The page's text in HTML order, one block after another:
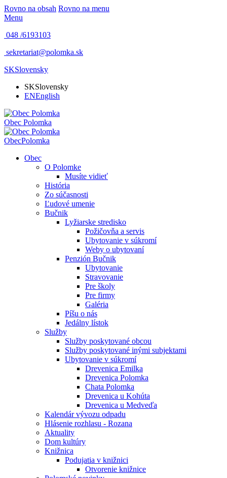
Rovno na obsah Rovno na menu
Menu
048 /6193103
sekretariat@polomka.sk
SKSlovensky
SKSlovensky
ENEnglish
Obec Polomka
ObecPolomka
Obec
O Polomke
Musíte vidieť
História
Zo súčasnosti
Ľudové umenie
Bučnik
Lyžiarske stredisko
Požičovňa a servis
Ubytovanie v súkromí
Weby o ubytovaní
Penzión Bučnik
Ubytovanie
Stravovanie
Pre školy
Pre firmy
Galéria
Píšu o nás
Jedálny lístok
Služby
Služby poskytované obcou
Služby poskytované inými subjektami
Ubytovanie v súkromí
Drevenica Emilka
Drevenica Polomka
Chata Polomka
Drevenica u Kohúta
Drevenica u Medveďa
Kalendár vývozu odpadu
Hlásenie rozhlasu - Rozana
Aktuality
Dom kultúry
Knižnica
Podujatia v knižnici
Otvorenie knižnice